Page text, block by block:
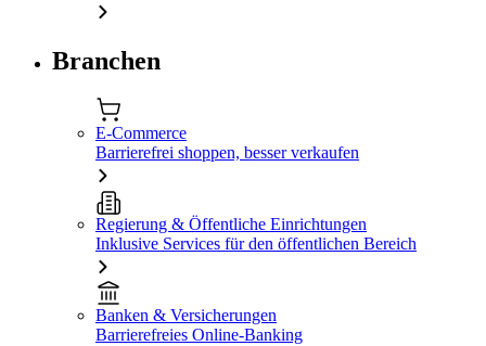
Branchen
E-Commerce
Barrierefrei shoppen, besser verkaufen
Regierung & Öffentliche Einrichtungen
Inklusive Services für den öffentlichen Bereich
Banken & Versicherungen
Barrierefreies Online-Banking